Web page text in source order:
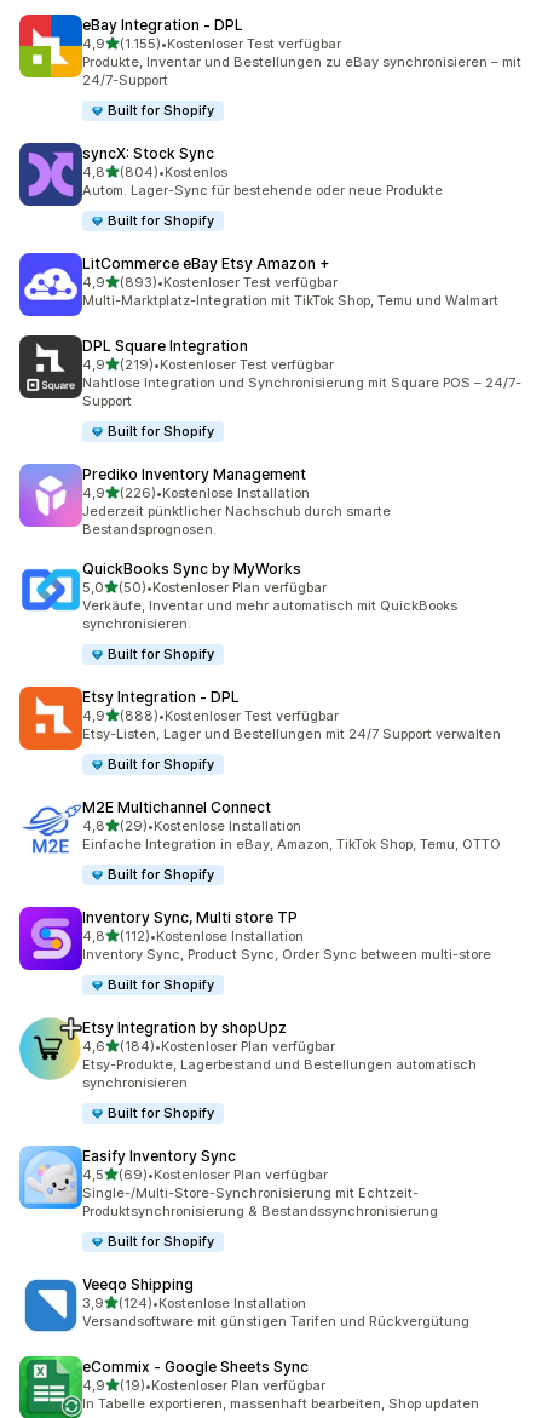
eBay Integration ‑ DPL
4,9von 5 Sternen
(1.155)
1155 Rezensionen insgesamt
•Kostenloser Test verfügbar
Produkte, Inventar und Bestellungen zu eBay synchronisieren – mit
24/7-Support
Built for Shopify
syncX: Stock Sync
4,8von 5 Sternen
(804)
804 Rezensionen insgesamt
•Kostenlos
Autom. Lager-Sync für bestehende oder neue Produkte
Built for Shopify
LitCommerce eBay Etsy Amazon +
4,9von 5 Sternen
(893)
893 Rezensionen insgesamt
•Kostenloser Test verfügbar
Multi-Marktplatz-Integration mit TikTok Shop, Temu und Walmart
DPL Square Integration
4,9von 5 Sternen
(219)
219 Rezensionen insgesamt
•Kostenloser Test verfügbar
Nahtlose Integration und Synchronisierung mit Square POS – 24/7-
Support
Built for Shopify
Prediko Inventory Management
4,9von 5 Sternen
(226)
226 Rezensionen insgesamt
•Kostenlose Installation
Jederzeit pünktlicher Nachschub durch smarte
Bestandsprognosen.
QuickBooks Sync by MyWorks
5,0von 5 Sternen
(50)
50 Rezensionen insgesamt
•Kostenloser Plan verfügbar
Verkäufe, Inventar und mehr automatisch mit QuickBooks
synchronisieren.
Built for Shopify
Etsy Integration ‑ DPL
4,9von 5 Sternen
(888)
888 Rezensionen insgesamt
•Kostenloser Test verfügbar
Etsy-Listen, Lager und Bestellungen mit 24/7 Support verwalten
Built for Shopify
M2E Multichannel Connect
4,8von 5 Sternen
(29)
29 Rezensionen insgesamt
•Kostenlose Installation
Einfache Integration in eBay, Amazon, TikTok Shop, Temu, OTTO
Built for Shopify
Inventory Sync, Multi store TP
4,8von 5 Sternen
(112)
112 Rezensionen insgesamt
•Kostenlose Installation
Inventory Sync, Product Sync, Order Sync between multi-store
Built for Shopify
Etsy Integration by shopUpz
4,6von 5 Sternen
(184)
184 Rezensionen insgesamt
•Kostenloser Plan verfügbar
Etsy-Produkte, Lagerbestand und Bestellungen automatisch
synchronisieren
Built for Shopify
Easify Inventory Sync
4,5von 5 Sternen
(69)
69 Rezensionen insgesamt
•Kostenloser Plan verfügbar
Single-/Multi-Store-Synchronisierung mit Echtzeit-
Produktsynchronisierung & Bestandssynchronisierung
Built for Shopify
Veeqo Shipping
3,9von 5 Sternen
(124)
124 Rezensionen insgesamt
•Kostenlose Installation
Versandsoftware mit günstigen Tarifen und Rückvergütung
eCommix ‑ Google Sheets Sync
4,9von 5 Sternen
(19)
19 Rezensionen insgesamt
•Kostenloser Plan verfügbar
In Tabelle exportieren, massenhaft bearbeiten, Shop updaten